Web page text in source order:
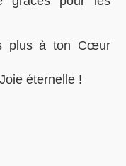
plus à ton Cœur
éternelle !